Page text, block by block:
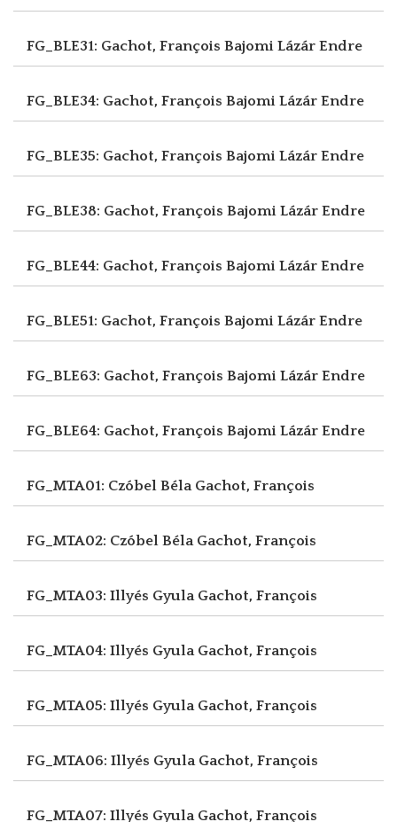
FG_BLE31: Gachot, François Bajomi Lázár Endre
FG_BLE34: Gachot, François Bajomi Lázár Endre
FG_BLE35: Gachot, François Bajomi Lázár Endre
FG_BLE38: Gachot, François Bajomi Lázár Endre
FG_BLE44: Gachot, François Bajomi Lázár Endre
FG_BLE51: Gachot, François Bajomi Lázár Endre
FG_BLE63: Gachot, François Bajomi Lázár Endre
FG_BLE64: Gachot, François Bajomi Lázár Endre
FG_MTA01: Czóbel Béla Gachot, François
FG_MTA02: Czóbel Béla Gachot, François
FG_MTA03: Illyés Gyula Gachot, François
FG_MTA04: Illyés Gyula Gachot, François
FG_MTA05: Illyés Gyula Gachot, François
FG_MTA06: Illyés Gyula Gachot, François
FG_MTA07: Illyés Gyula Gachot, François